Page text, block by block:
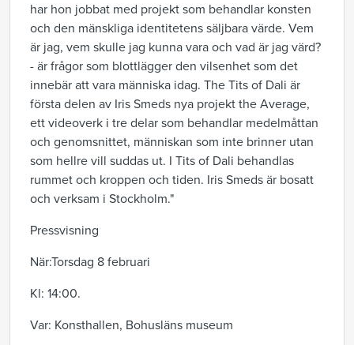
har hon jobbat med projekt som behandlar konsten
och den mänskliga identitetens säljbara värde. Vem
är jag, vem skulle jag kunna vara och vad är jag värd?
- är frågor som blottlägger den vilsenhet som det
innebär att vara människa idag. The Tits of Dali är
första delen av Iris Smeds nya projekt the Average,
ett videoverk i tre delar som behandlar medelmåttan
och genomsnittet, människan som inte brinner utan
som hellre vill suddas ut. I Tits of Dali behandlas
rummet och kroppen och tiden. Iris Smeds är bosatt
och verksam i Stockholm."
Pressvisning
När:Torsdag 8 februari
Kl: 14:00.
Var: Konsthallen, Bohusläns museum